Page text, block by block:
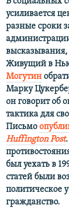
усиливается
разные сроки
высказывания,
Живущий в
Могутин
Марку
он говорит об
тактика для
Письмо
Huffington Post
был уехать в
статей были
политическое
гражданство.